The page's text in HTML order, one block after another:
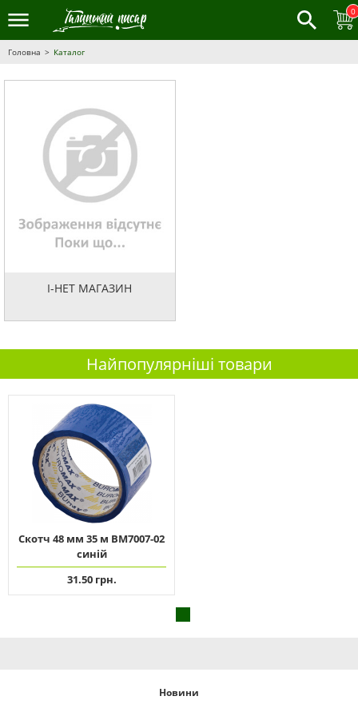
0
Головна Каталог
І-НЕТ МАГАЗИН
Найпопулярніші товари
Скотч 48 мм 35 м ВМ7007-02
синій
31.50 грн.
Новини